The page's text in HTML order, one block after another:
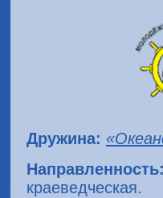
Дружина:
Направленность:
краеведческая.